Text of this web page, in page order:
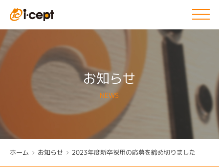
お知らせ
NEWS
ホーム お知らせ 2023年度新卒採用の応募を締め切りました